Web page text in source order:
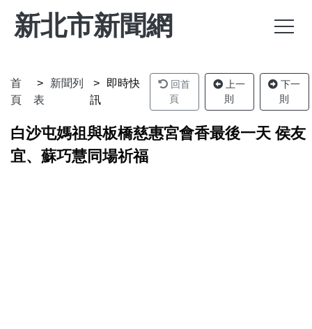
新北市新聞網
首
頁
新聞列
表
即時快
訊
回首
頁
上一
則
下一
則
白沙屯媽祖與板橋慈惠宮會香最後一天 侯友
宜、蘇巧慧同場祈福